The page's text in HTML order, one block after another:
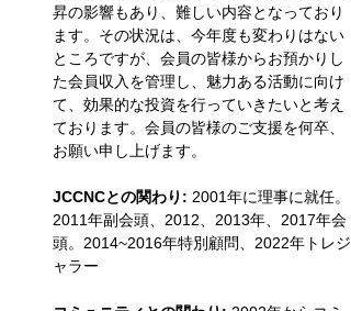
昇の影響もあり、難しい内容となっており
ます。その状況は、今年度も変わりはない
ところですが、会員の皆様からお預かりし
た会員収入を管理し、魅力ある活動に向け
て、効果的な投資を行っていきたいと考え
ております。会員の皆様のご支援を何卒、
お願い申し上げます。
JCCNCとの関わり: 2001年に理事に就任。
2011年副会頭、2012、2013年、2017年会
頭。2014~2016年特別顧問、2022年トレジ
ャラー